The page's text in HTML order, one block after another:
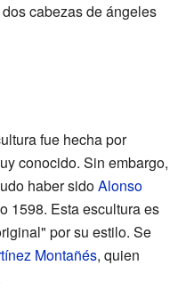
cabezas de ángeles
fue hecha por
conocido. Sin embargo,
haber sidoAlonso
1598. Esta escultura es
por su estilo. Se
Montañés, quien